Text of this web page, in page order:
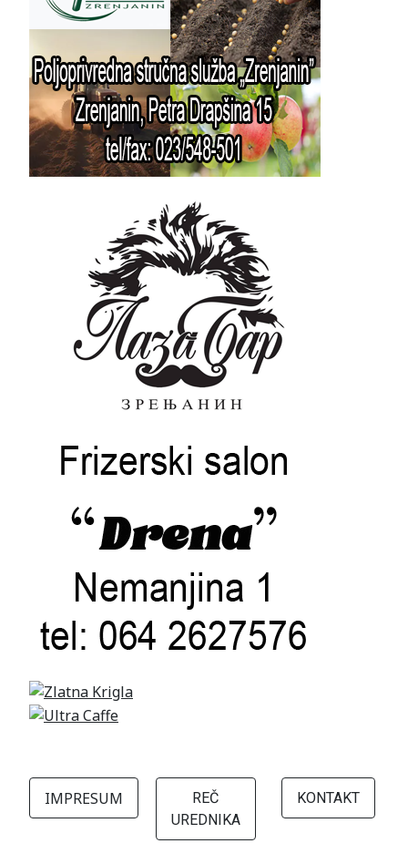
IMPRESUM
REČ
UREDNIKA
KONTAKT